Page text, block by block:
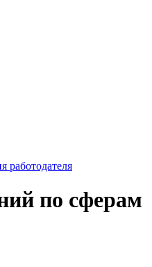
работодателя
по сферам